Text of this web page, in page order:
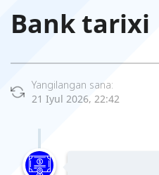
Bank tarixi
Yangilangan sana:
21 Iyul 2026, 22:42